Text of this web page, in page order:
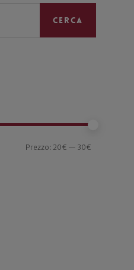
Cerca
Prezzo: 20€ — 30€